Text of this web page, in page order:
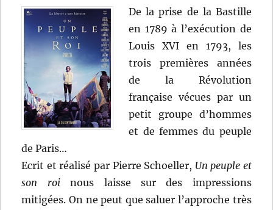
De la prise de la Bastille
en 1789 à l’exécution de
Louis XVI en 1793, les
trois premières années
de la Révolution
française vécues par un
petit groupe d’hommes
et de femmes du peuple
de Paris…
Ecrit et réalisé par Pierre Schoeller, Un peuple et
son roinous laisse sur des impressions
mitigées. On ne peut que saluer l’approche très